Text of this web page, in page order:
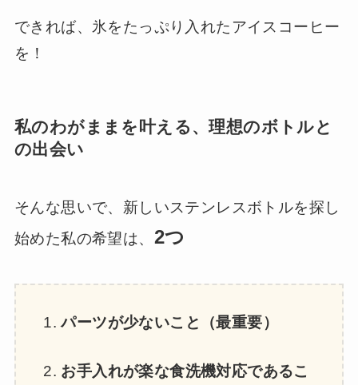
できれば、氷をたっぷり入れたアイスコーヒー
を！
私のわがままを叶える、理想のボトルと
の出会い
そんな思いで、新しいステンレスボトルを探し
始めた私の希望は、 2つ
パーツが少ないこと（最重要）
お手入れが楽な食洗機対応であるこ